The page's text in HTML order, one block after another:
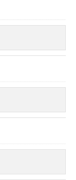
対応した当社
いますので
止の手続につ
正･削除・利